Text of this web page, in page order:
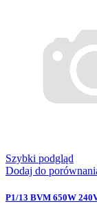
Szybki podgląd
Dodaj do
P1/13 BVM 650W